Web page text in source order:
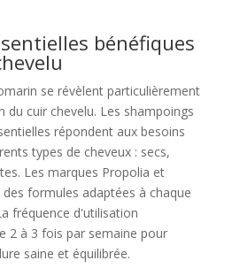
bénéfiques
se révèlent particulièrement
du cuir chevelu. Les shampoings
répondent aux besoins
types de cheveux : secs,
Les marques Propolia et
formules adaptées à chaque
fréquence d'utilisation
2 à 3 fois par semaine pour
saine et équilibrée.